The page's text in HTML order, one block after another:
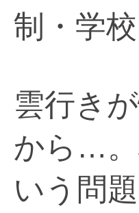
制・学
雲行き
から…。
いう問